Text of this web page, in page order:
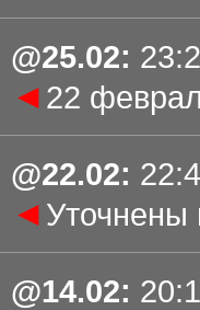
@25.02: 23
◄ 22
@22.02: 2
◄ Уточнены
@14.02: 20: